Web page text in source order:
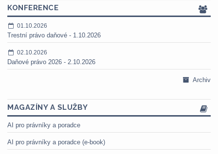
KONFERENCE
01.10.2026
Trestní právo daňové - 1.10.2026
02.10.2026
Daňové právo 2026 - 2.10.2026
Archiv
MAGAZÍNY A SLUŽBY
AI pro právníky a poradce
AI pro právníky a poradce (e-book)